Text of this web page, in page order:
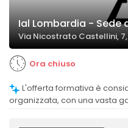
Ial Lombardia - Sede
Via Nicostrato Castellini,
Ora chiuso
organizzata, con una vasta